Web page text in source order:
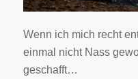
Wenn ich mich recht
einmal nicht Nass
geschafft…